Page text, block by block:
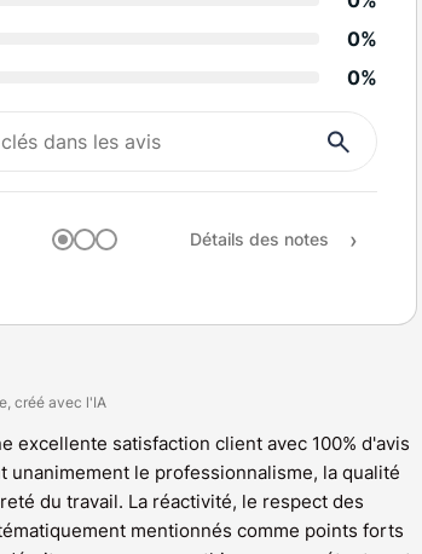
0%
0%
Détails des notes
créé avec l'IA
excellente satisfaction client avec 100% d'avis
unanimement le professionnalisme, la qualité
du travail. La réactivité, le respect des
mentionnés comme points forts